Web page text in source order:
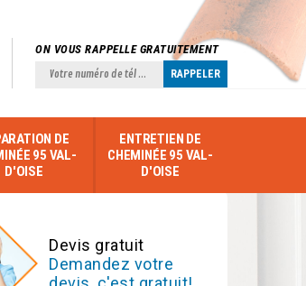
ON VOUS RAPPELLE GRATUITEMENT
DE
95 VAL-
D'OISE
ENTRETIEN DE
CHEMINÉE 95 VAL-
D'OISE
Devis gratuit
Demandez votre